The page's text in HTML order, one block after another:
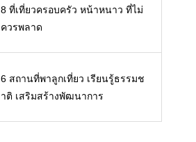
8 ที่เที่ยวครอบครัว หน้าหนาว ที่ไม่
ควรพลาด
6 สถานที่พาลูกเที่ยว เรียนรู้ธรรมช
าติ เสริมสร้างพัฒนาการ